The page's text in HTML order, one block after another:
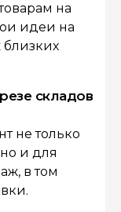
на
идеи на
складов
не только
и для
в том